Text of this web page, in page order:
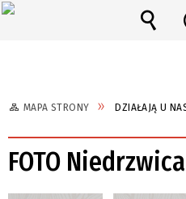
MAPA STRONY DZIAŁAJĄ U
FOTO Niedrzwica